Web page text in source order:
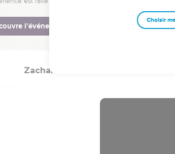
צְבָאֽוֹת׃
Hébreu : © Westminster Leningrad Codex -
Zacharie
Choisir